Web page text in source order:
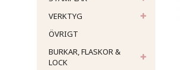
VERKTYG
ÖVRIGT
BURKAR, FLASKOR &
LOCK